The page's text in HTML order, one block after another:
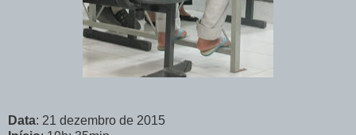
Data: 21 dezembro de 2015